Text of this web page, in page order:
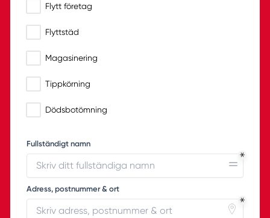
Flytt företag
Flyttstäd
Magasinering
Tippkörning
Dödsbotömning
Fullständigt namn
Adress, postnummer & ort